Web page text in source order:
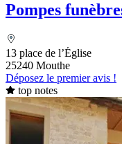
Pompes
13 place de l’Église
25240 Mouthe
Déposez le premier avis !
top notes